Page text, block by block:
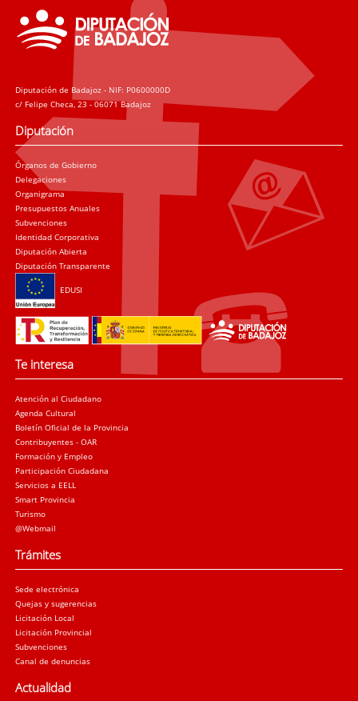
Diputación de Badajoz - NIF: P0600000D
c/ Felipe Checa, 23 - 06071 Badajoz
Diputación
Órganos de Gobierno
Delegaciones
Organigrama
Presupuestos Anuales
Subvenciones
Identidad Corporativa
Diputación Abierta
Diputación Transparente
EDUSI
Te interesa
Atención al Ciudadano
Agenda Cultural
Boletín Oficial de la Provincia
Contribuyentes - OAR
Formación y Empleo
Participación Ciudadana
Servicios a EELL
Smart Provincia
Turismo
@Webmail
Trámites
Sede electrónica
Quejas y sugerencias
Licitación Local
Licitación Provincial
Subvenciones
Canal de denuncias
Actualidad